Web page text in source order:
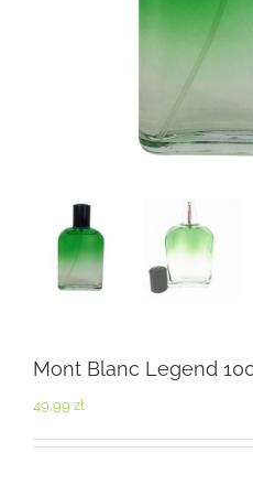
Mont Blanc Legend
49,99 zł